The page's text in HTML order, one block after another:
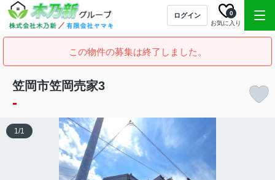
ログイン
お気に入り
0
この物件の募集は終了しました。
笠岡市笠岡売家3
-
1/1